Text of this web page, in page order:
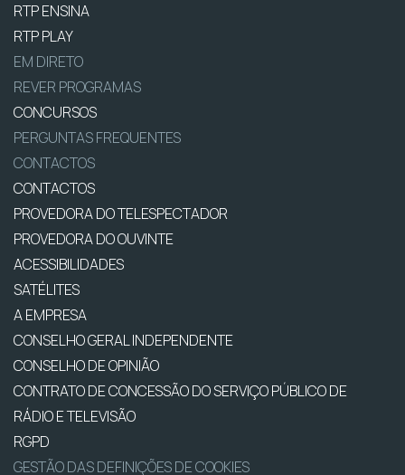
RTP ENSINA
RTP PLAY
EM DIRETO
REVER PROGRAMAS
CONCURSOS
PERGUNTAS FREQUENTES
CONTACTOS
CONTACTOS
PROVEDORA DO TELESPECTADOR
PROVEDORA DO OUVINTE
ACESSIBILIDADES
SATÉLITES
A EMPRESA
CONSELHO GERAL INDEPENDENTE
CONSELHO DE OPINIÃO
CONTRATO DE CONCESSÃO DO SERVIÇO PÚBLICO DE
RÁDIO E TELEVISÃO
RGPD
GESTÃO DAS DEFINIÇÕES DE COOKIES